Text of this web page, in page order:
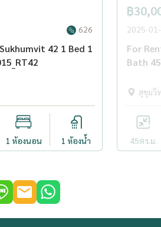
ด 24 ชั่วโมง
626
42 1 Bed 1
1 ห้องนอน 1 ห้องน้ำ
฿
2025-
For
Bath
สุขุมวิ
45ตร.ม.